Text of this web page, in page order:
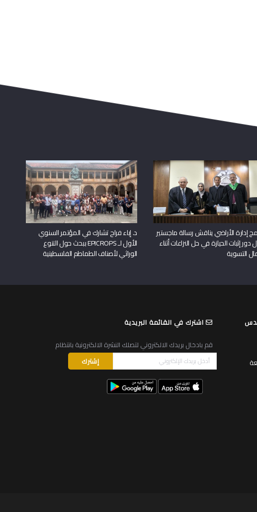
إدارة الأراضي يناقش رسالة ماجستير
دور إثبات الحيازة في حل النزاعات أثناء
التسوية
د. إباء فراح تشارك في المؤتمر السنوي
الأول لـ EPICROPS ببحث حول التنوع
الوراثي لأصناف الطماطم الفلسطينية
اشترك في القائمة البريدية
قم بادخال بريدك الالكتروني لتصلك النشرة الالكترونية بانتظام